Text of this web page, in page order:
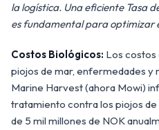
la logística. Una eficiente Tasa
es fundamental para optimizar
Costos Biológicos: Los costos
piojos de mar, enfermedades y
Marine Harvest (ahora Mowi)
tratamiento contra los piojos de
de 5 mil millones de NOK